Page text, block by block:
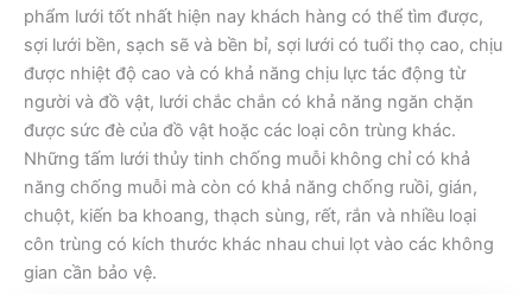
phẩm lưới tốt nhất hiện nay khách hàng có thể tìm được,
sợi lưới bền, sạch sẽ và bền bỉ, sợi lưới có tuổi thọ cao, chịu
được nhiệt độ cao và có khả năng chịu lực tác động từ
người và đồ vật, lưới chắc chắn có khả năng ngăn chặn
được sức đè của đồ vật hoặc các loại côn trùng khác.
Những tấm lưới thủy tinh chống muỗi không chỉ có khả
năng chống muỗi mà còn có khả năng chống ruồi, gián,
chuột, kiến ba khoang, thạch sùng, rết, rắn và nhiều loại
côn trùng có kích thước khác nhau chui lọt vào các không
gian cần bảo vệ.